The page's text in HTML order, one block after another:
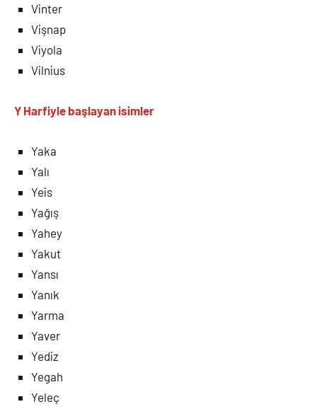
Vinter
Vişnap
Viyola
Vilnius
Y Harfiyle başlayan isimler
Yaka
Yalı
Yeis
Yağış
Yahey
Yakut
Yansı
Yanık
Yarma
Yaver
Yediz
Yegah
Yeleç